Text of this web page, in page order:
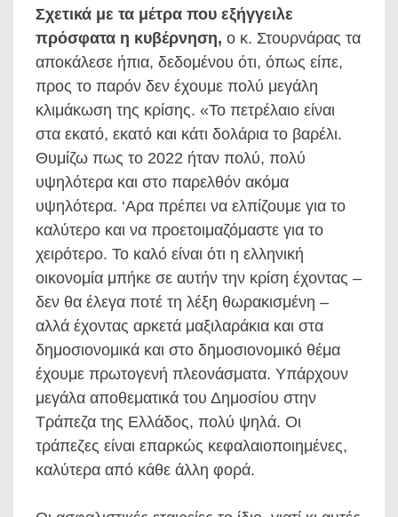
Σχετικά με τα μέτρα που εξήγγειλε
πρόσφατα η κυβέρνηση, ο κ. Στουρνάρας τα
αποκάλεσε ήπια, δεδομένου ότι, όπως είπε,
προς το παρόν δεν έχουμε πολύ μεγάλη
κλιμάκωση της κρίσης. «Το πετρέλαιο είναι
στα εκατό, εκατό και κάτι δολάρια το βαρέλι.
Θυμίζω πως το 2022 ήταν πολύ, πολύ
υψηλότερα και στο παρελθόν ακόμα
υψηλότερα. ‘Αρα πρέπει να ελπίζουμε για το
καλύτερο και να προετοιμαζόμαστε για το
χειρότερο. Το καλό είναι ότι η ελληνική
οικονομία μπήκε σε αυτήν την κρίση έχοντας –
δεν θα έλεγα ποτέ τη λέξη θωρακισμένη –
αλλά έχοντας αρκετά μαξιλαράκια και στα
δημοσιονομικά και στο δημοσιονομικό θέμα
έχουμε πρωτογενή πλεονάσματα. Υπάρχουν
μεγάλα αποθεματικά του Δημοσίου στην
Τράπεζα της Ελλάδος, πολύ ψηλά. Οι
τράπεζες είναι επαρκώς κεφαλαιοποιημένες,
καλύτερα από κάθε άλλη φορά.